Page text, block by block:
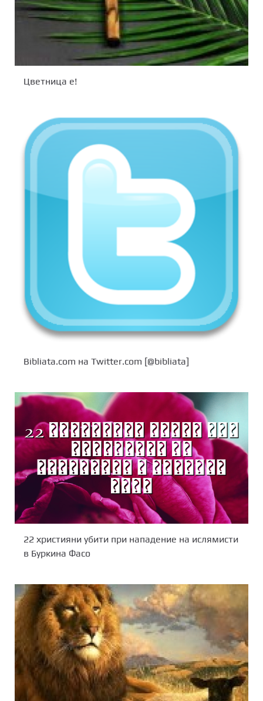
Цветница е!
Bibliata.com на Twitter.com [@bibliata]
22 християни убити при нападение на ислямисти
в Буркина Фасо